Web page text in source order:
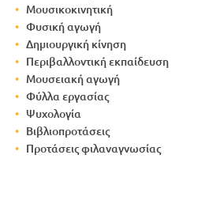
Μουσικοκινητική
Φυσική αγωγή
Δημιουργική κίνηση
Περιβαλλοντική εκπαίδευση
Μουσειακή αγωγή
Φύλλα εργασίας
Ψυχολογία
Βιβλιοπροτάσεις
Προτάσεις φιλαναγνωσίας